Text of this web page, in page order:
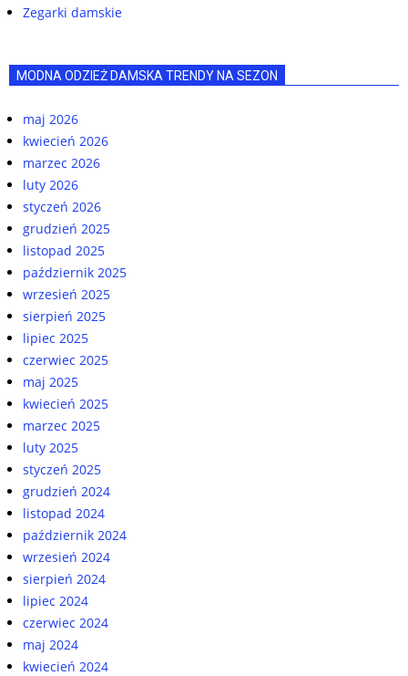
Zegarki damskie
MODNA ODZIEŻ DAMSKA TRENDY NA SEZON
maj 2026
kwiecień 2026
marzec 2026
luty 2026
styczeń 2026
grudzień 2025
listopad 2025
październik 2025
wrzesień 2025
sierpień 2025
lipiec 2025
czerwiec 2025
maj 2025
kwiecień 2025
marzec 2025
luty 2025
styczeń 2025
grudzień 2024
listopad 2024
październik 2024
wrzesień 2024
sierpień 2024
lipiec 2024
czerwiec 2024
maj 2024
kwiecień 2024